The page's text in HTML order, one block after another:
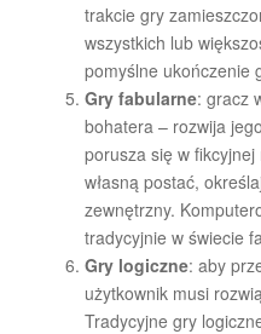
trakcie gry
wszystkich lub
pomyślne ukończenie
Gry fabularne: gracz
bohatera – rozwija
porusza się w
własną postać,
zewnętrzny.
tradycyjnie w świecie
Gry logiczne: aby
użytkownik musi
Tradycyjne gry